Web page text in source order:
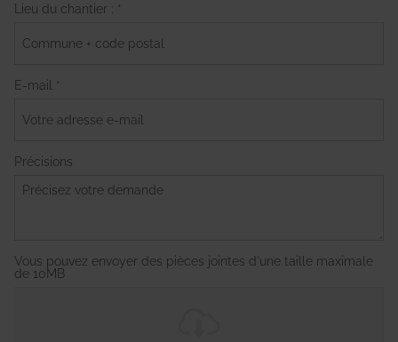
Lieu du chantier : *
E-mail *
Précisions
Vous pouvez envoyer des pièces jointes d'une taille maximale
de 10MB